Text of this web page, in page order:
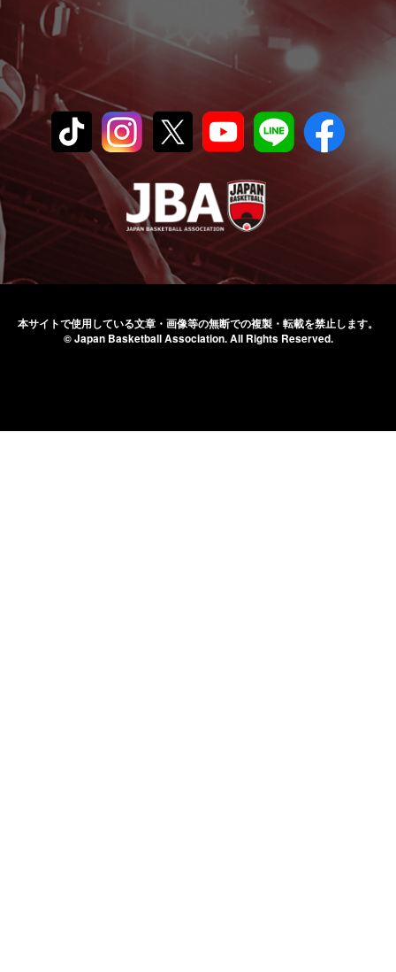
本サイトで使用している文章・画像等の無断での複製・転載を禁止します。
© Japan Basketball Association.All Rights Reserved.